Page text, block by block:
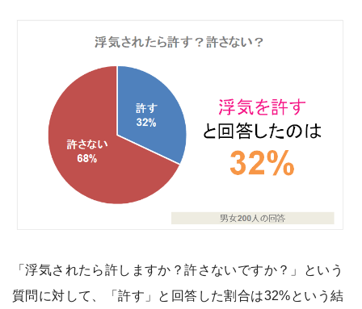
「浮気されたら許しますか？許さないですか？」という
質問に対して、「許す」と回答した割合は32%という結